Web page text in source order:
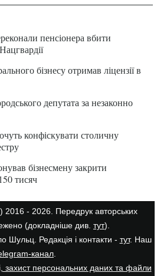
пенсіонера вбити
бізнесу отримав ліцензії в
депутата за незаконно
конфіскувати столичну
бізнесмену закрити
тисяч
2016 - 2026. Передрук авторських
(докладніше див. тут).
Шульц. Редакція і контакти - тут. Наш
канал.
захист персональних даних та файли